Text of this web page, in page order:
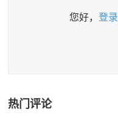
您好， 登录
热门评论